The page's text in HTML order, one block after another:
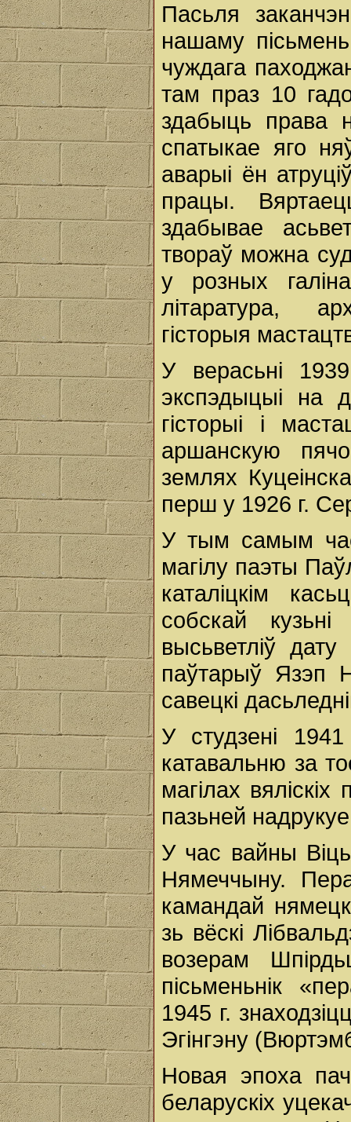
Пасьля
нашаму
чуждага
там праз 10
здабыць права
спатыкае яго
аварыі ён
працы.
здабывае
твораў можна
у розных
літаратура,
гісторыя
У верасьні
экспэдыцыі на
гісторыі i
аршанскую
землях
перш у 1926 г.
У тым самым
магілу паэты
каталіцкім
собскай
высьветліў
паўтарыў Язэп
савецкі
У студзені
катавальню за
магілах
пазьней
У час вайны
Нямеччыну.
камандай
зь вёскі
возерам
пісьменьнік
1945 г.
Эгінгэну
Новая эпоха
беларускіх